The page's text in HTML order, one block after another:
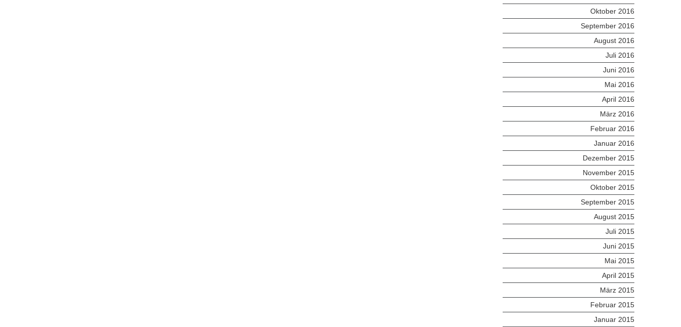
Oktober 2016
September 2016
August 2016
Juli 2016
Juni 2016
Mai 2016
April 2016
März 2016
Februar 2016
Januar 2016
Dezember 2015
November 2015
Oktober 2015
September 2015
August 2015
Juli 2015
Juni 2015
Mai 2015
April 2015
März 2015
Februar 2015
Januar 2015